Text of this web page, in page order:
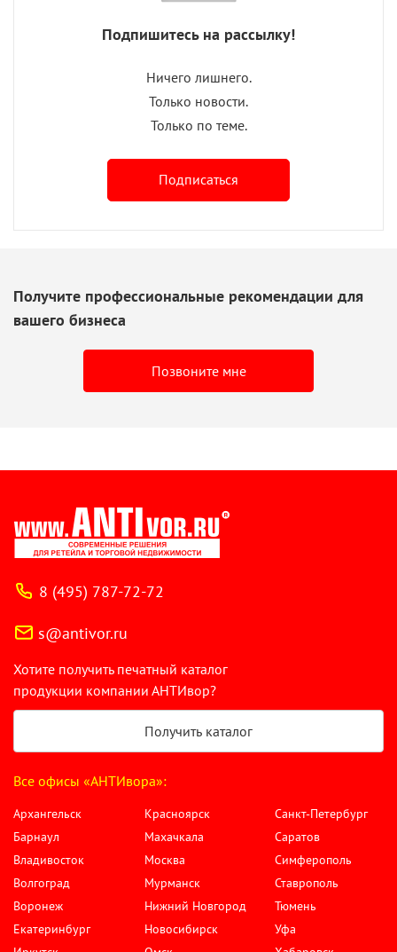
Подпишитесь на рассылку!
Ничего лишнего.
Только новости.
Только по теме.
Подписаться
Получите профессиональные рекомендации для
вашего бизнеса
Позвоните мне
8 (495) 787-72-72
s@antivor.ru
Хотите получить печатный каталог
продукции компании АНТИвор?
Получить каталог
Все офисы «АНТИвора»:
Архангельск
Барнаул
Владивосток
Волгоград
Воронеж
Екатеринбург
Красноярск
Махачкала
Москва
Мурманск
Нижний Новгород
Новосибирск
Санкт-Петербург
Саратов
Симферополь
Ставрополь
Тюмень
Уфа